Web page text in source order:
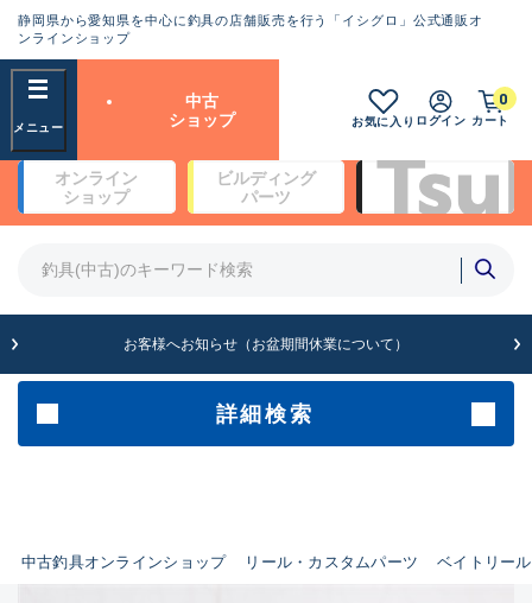
静岡県から愛知県を中心に釣具の店舗販売を行う「イシグロ」公式通販オ
ンラインショップ
中古
ショップ
お気に入り ログイン カート
0
オンライン
ショップ
ビルディング
パーツ
お客様へお知らせ（お盆期間休業について）
詳細検索
中古釣具オンラインショップ リール・カスタムパーツ ベイトリール
フリーワード
商品カテゴリ
竿・ルアーロッド(64388)
その他・雑品(1064)
イシグロフレスポ鈴鹿店
ランクとは？
良
SA
新古品（メーカー問屋から仕
入れた未使用品）
※店頭展示時の置き傷が付いている
ものも含む
傷が極めて少ない極上品
B